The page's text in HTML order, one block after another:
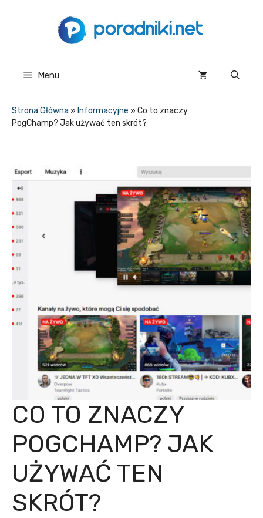
Menu
Strona Główna » Informacyjne » Co to znaczy
PogChamp? Jak używać ten skrót?
CO TO ZNACZY
POGCHAMP? JAK
UŻYWAĆ TEN
SKRÓT?